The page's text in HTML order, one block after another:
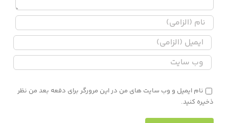
نام ایمیل و وب سایت های من در این مرورگر برای دفعه بعد من نظر
ذخیره کنید.